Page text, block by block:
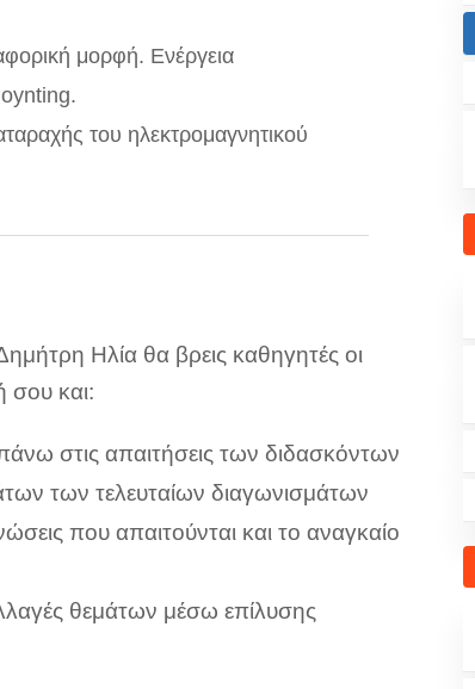
μορφή. Ενέργεια
του ηλεκτρομαγνητικού
Ηλία θα βρεις καθηγητές οι
σου και:
στις απαιτήσεις των διδασκόντων
των τελευταίων διαγωνισμάτων
που απαιτούνται και το αναγκαίο
θεμάτων μέσω επίλυσης